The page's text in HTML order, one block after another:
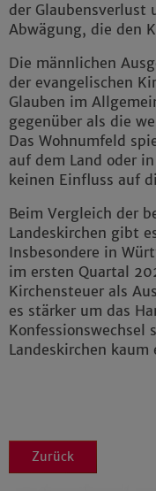
der Glaubensverlust
Abwägung, die den
Die männlichen
der evangelischen
Glauben im
gegenüber als die
Das Wohnumfeld
auf dem Land oder
keinen Einfluss auf
Beim Vergleich der
Landeskirchen gibt
Insbesondere in
im ersten Quartal
Kirchensteuer als
es stärker um das
Konfessionswechsel
Landeskirchen kaum
Zurück